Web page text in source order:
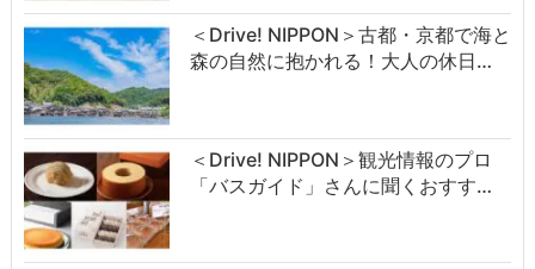
＜Drive! NIPPON＞古都・京都で海と
森の自然に抱かれる！大人の休日…
＜Drive! NIPPON＞観光情報のプロ
「バスガイド」さんに聞くおすす…